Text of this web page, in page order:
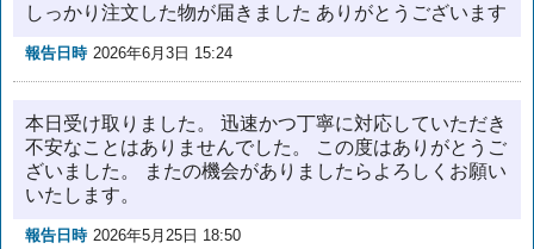
しっかり注文した物が届きました ありがとうございます
報告日時 2026年6月3日 15:24
本日受け取りました。 迅速かつ丁寧に対応していただき
不安なことはありませんでした。 この度はありがとうご
ざいました。 またの機会がありましたらよろしくお願い
いたします。
報告日時 2026年5月25日 18:50